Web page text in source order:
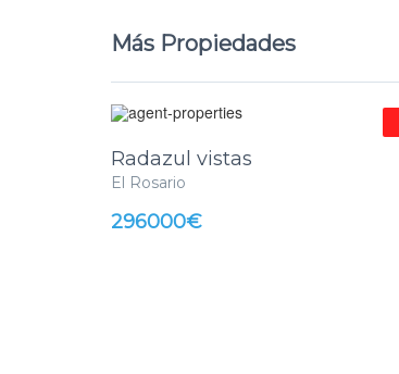
Más Propiedades
Radazul vistas
El Rosario
296000€